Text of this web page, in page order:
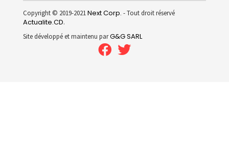
Copyright © 2019-2021Next Corp. - Tout droit réservé
Actualite.CD.
Site développé et maintenu parG&G SARL